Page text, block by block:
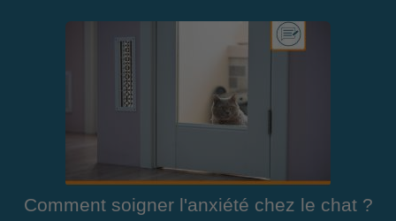
Comment soigner l'anxiété chez le chat ?